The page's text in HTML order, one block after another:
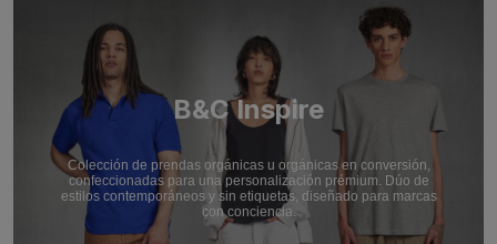
B&C Inspire
Colección de prendas orgánicas u orgánicas en conversión,
confeccionadas para una personalización prémium. Dúo de
estilos contemporáneos y sin etiquetas, diseñado para marcas
con conciencia.